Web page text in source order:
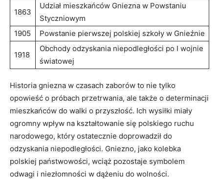
1863
Udział mieszkańców Gniezna w Powstaniu
Styczniowym
1905
Powstanie pierwszej polskiej szkoły w Gnieźnie
1918
Obchody odzyskania niepodległości po I wojnie
światowej
Historia gniezna w czasach zaborów to nie tylko
opowieść o próbach przetrwania, ale także o determinacji
mieszkańców do walki o przyszłość. Ich wysiłki miały
ogromny wpływ na kształtowanie się polskiego ruchu
narodowego, który ostatecznie doprowadził do
odzyskania niepodległości. Gniezno, jako kolebka
polskiej państwowości, wciąż pozostaje symbolem
odwagi i niezłomności w dążeniu do wolności.